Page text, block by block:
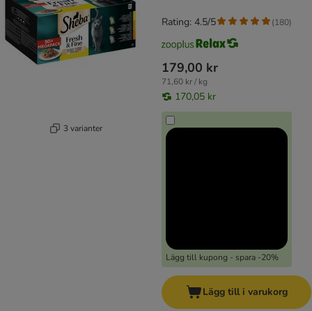
3 varianter
179,00 kr
71,60 kr / kg
170,05 kr
Lägg till kupong - spara -20%
Rating: 4.5/5 (180)
Lägg till i varukorg